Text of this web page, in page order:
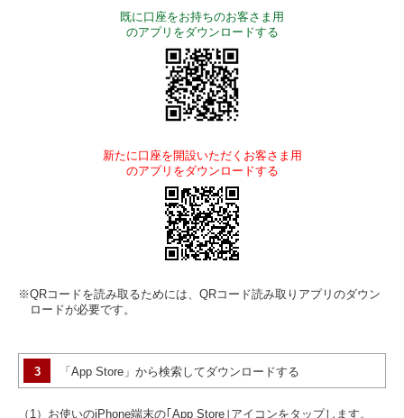
既に口座をお持ちのお客さま用
のアプリをダウンロードする
新たに口座を開設いただくお客さま用
のアプリをダウンロードする
※QRコードを読み取るためには、QRコード読み取りアプリのダウン
ロードが必要です。
3 「App Store」から検索してダウンロードする
（1）お使いのiPhone端末の｢App Store｣アイコンをタップします。